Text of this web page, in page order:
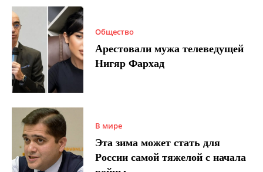
Общество
Арестовали мужа телеведущей
Нигяр Фархад
В мире
Эта зима может стать для
России самой тяжелой с начала